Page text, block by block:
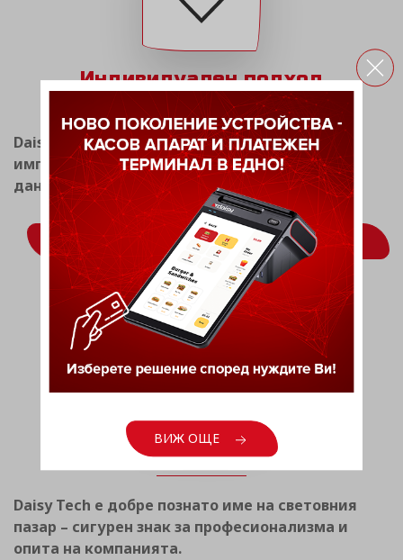
Индивидуален подход
Daisy Tech има опит в разработката и
имплементацията на системи за фискален и
данъчен мениджмънт.
ВИЖ ОЩЕ
Световен опит
Daisy Tech е добре познато име на световния
пазар – сигурен знак за професионализма и
опита на компанията.
ВИЖ ОЩЕ